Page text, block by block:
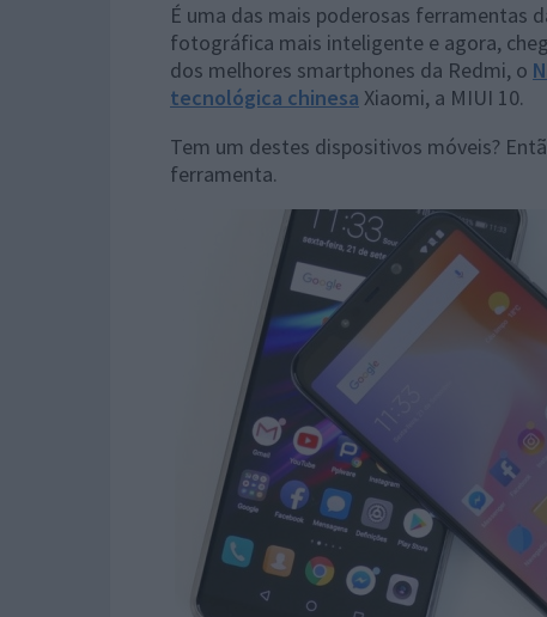
É uma das mais poderosas ferramentas
fotográfica mais inteligente e agora,
dos melhores smartphones da Redmi, o
tecnológica chinesa Xiaomi, a MIUI 10.
Tem um destes dispositivos móveis?
ferramenta.